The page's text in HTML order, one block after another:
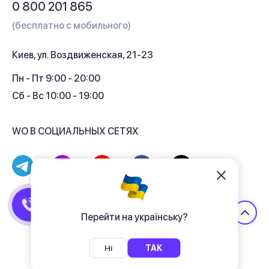
Перейти на українську?
Ні ТАК
Кэшбек
0 800 201 865
(бесплатно с мобильного)
Киев, ул. Воздвиженская, 21-23
Пн - Пт 9:00 - 20:00
Сб - Вс 10:00 - 19:00
WO В СОЦИАЛЬНЫХ СЕТЯХ
Договор публичной оферты
Политика конфиденциальности